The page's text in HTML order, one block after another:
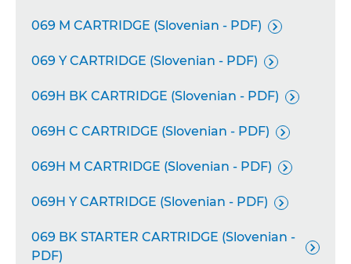
069 M CARTRIDGE (Slovenian - PDF) 
069 Y CARTRIDGE (Slovenian - PDF) 
069H BK CARTRIDGE (Slovenian - PDF) 
069H C CARTRIDGE (Slovenian - PDF) 
069H M CARTRIDGE (Slovenian - PDF) 
069H Y CARTRIDGE (Slovenian - PDF) 
069 BK STARTER CARTRIDGE (Slovenian -
PDF)
